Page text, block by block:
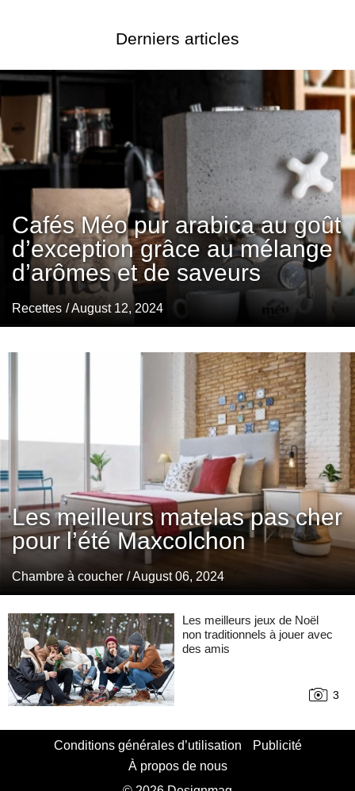
Derniers articles
Cafés Méo pur arabica au goût
d’exception grâce au mélange
d’arômes et de saveurs
Recettes / August 12, 2024
Les meilleurs matelas pas cher
pour l’été Maxcolchon
Chambre à coucher / August 06, 2024
Les meilleurs jeux de Noël
non traditionnels à jouer avec
des amis
3
Conditions générales d’utilisation
Publicité
À propos de nous